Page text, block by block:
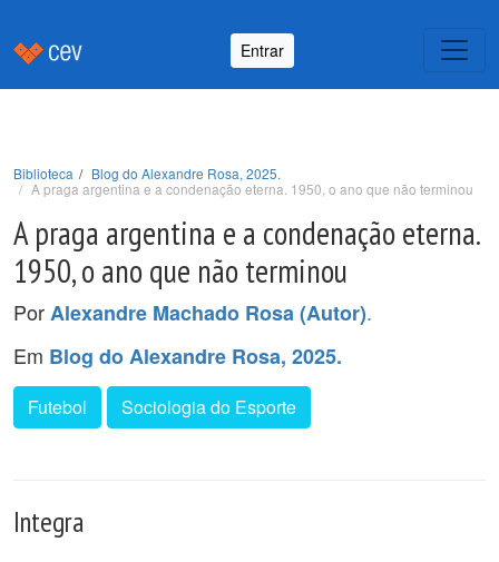
Entrar
Biblioteca
Blog do Alexandre Rosa, 2025.
A praga argentina e a condenação eterna. 1950, o ano que não terminou
A praga argentina e a condenação eterna.
1950, o ano que não terminou
PorAlexandre Machado Rosa (Autor).
Em Blog do Alexandre Rosa, 2025.
Futebol Sociologia do Esporte
Integra